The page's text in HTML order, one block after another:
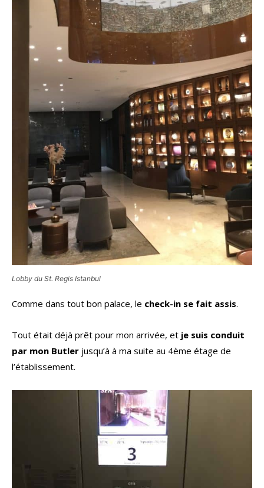
Lobby du St. Regis Istanbul
Comme dans tout bon palace, le check-in se fait assis.
Tout était déjà prêt pour mon arrivée, et je suis conduit
par mon Butler jusqu’à à ma suite au 4ème étage de
l’établissement.